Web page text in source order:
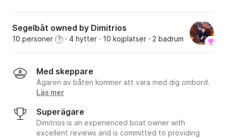
Segelbåt owned by Dimitrios
10 personer ? · 4 hytter · 10 kojplatser · 2 badrum
Med skeppare
Ägaren av båten kommer att vara med dig ombord.
Läs mer
Superägare
Dimitrios is an experienced boat owner with
excellent reviews and is committed to providing